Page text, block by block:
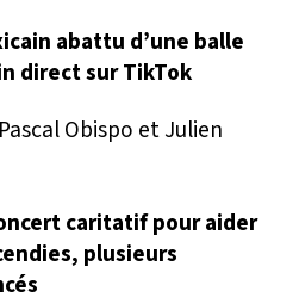
abattu d’une balle
direct sur TikTok
caritatif pour aider
plusieurs